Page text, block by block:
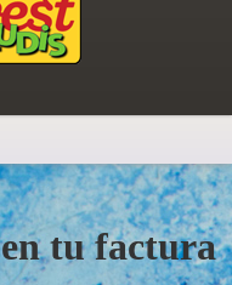
tu factura